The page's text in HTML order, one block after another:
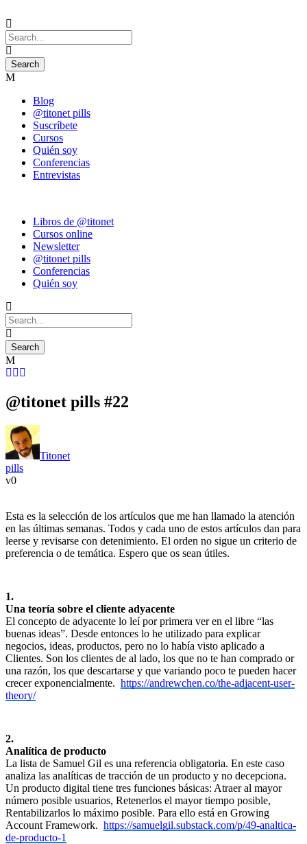
Blog
@titonet pills
Suscríbete
Cursos
Quién soy
Conferencias
Entrevistas
Libros de @titonet
Cursos online
Newsletter
@titonet pills
Conferencias
Quién soy
@titonet pills #22
Titonet
pills
0
Esta es la selección de los artículos que me han llamado la atención
en las últimas semanas. Todos y cada uno de estos artículos dan para
leerse y revisarse con detenimiento. El orden no sigue un criterio de
preferencia o de temática. Espero que os sean útiles.
1.
Una teoría sobre el cliente adyacente
El concepto de adyacente lo leí por primera ver en el libre “las
buenas ideas”. Desde entonces lo he utilizado para explicar
negocios, ideas, productos, pero no lo había visto aplicado a
Clientes. Son los clientes de al lado, los que no te han comprado or
una razón, los que descartarse y que variando poco te pueden hacer
crecer exponencialmente. https://andrewchen.co/the-adjacent-user-
theory/
2.
Analítica de producto
La lista de Samuel Gil es una referencia obligatoria. En este caso
analiza las analíticas de tracción de un producto y no decepciona.
Un producto digital tiene tres funciones básicas: Atraer al mayor
número posible usuarios, Retenerlos el mayor tiempo posible,
Rentabilizarlos lo máximo posible. Para ello está en Growing
Account Framework. https://samuelgil.substack.com/p/49-analtica-
de-producto-1